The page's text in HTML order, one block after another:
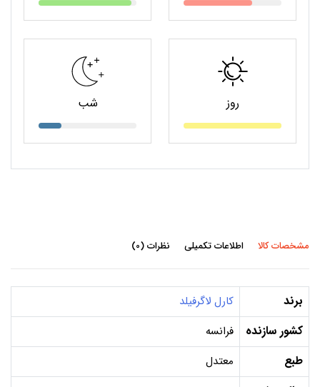
روز شب
مشخصات کالا اطلاعات تکمیلی نظرات (0)
برند کارل لاگرفیلد
کشور سازنده فرانسه
طبع معتدل